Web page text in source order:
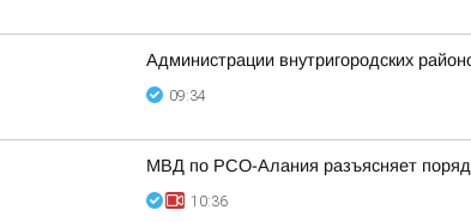
Администрации внутригородских
09:34
МВД по РСО-Алания разъясняет
10:36